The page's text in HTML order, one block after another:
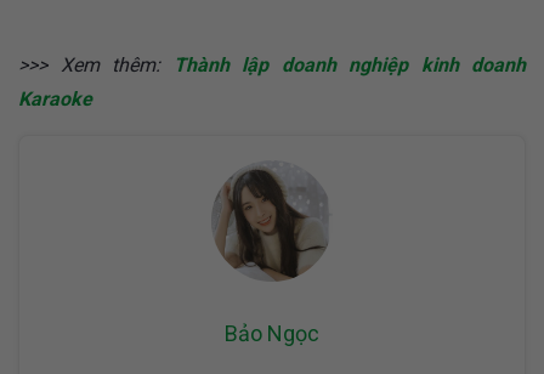
>>> Xem thêm:
Thành lập doanh nghiệp kinh doanh
Karaoke
Bảo Ngọc